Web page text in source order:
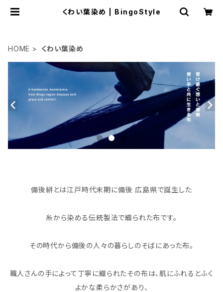
くわい葉染め | BingoStyle
HOME くわい葉染め
備後絣とは江戸時代末期に備後 広島県で誕生した
糸から染める伝統製法で織られた布です。
その時代から備後の人々の暮らしのそばにあった布。
職人さんの手によって丁寧に織られたその布は、肌にふれるとふく
よかな柔らかさがあり、